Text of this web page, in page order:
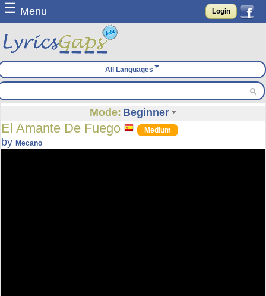
☰ Menu Login
All Languages
Mode: Beginner
El Amante De Fuego Medium
byMecano